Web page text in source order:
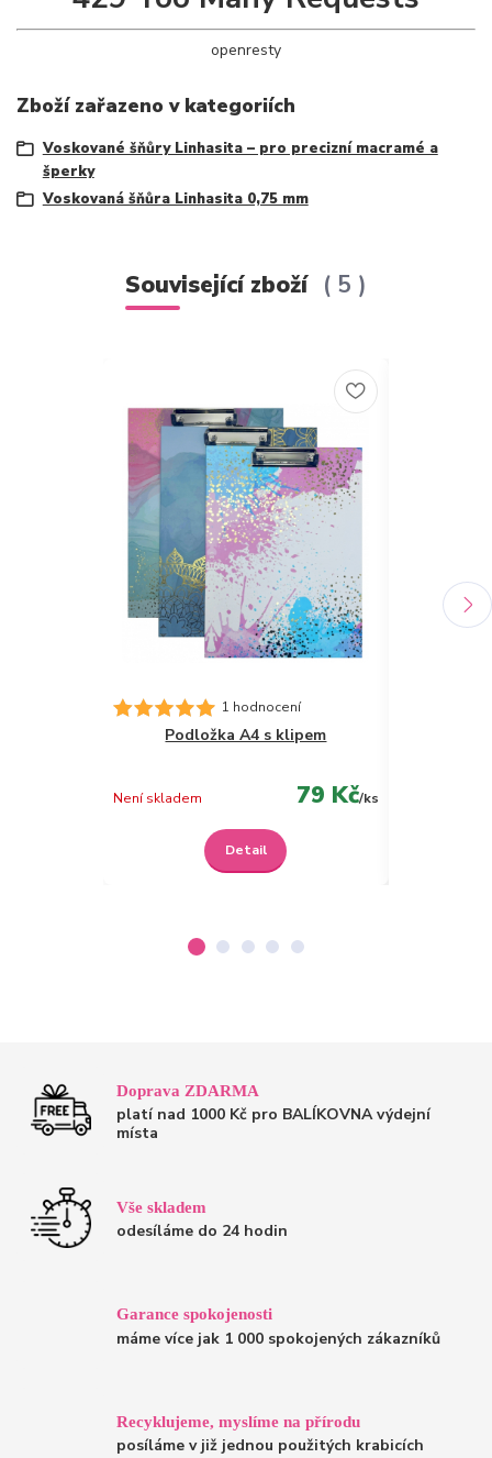
openresty
Zboží zařazeno v kategoriích
Voskované šňůry Linhasita – pro precizní macramé a
šperky
Voskovaná šňůra Linhasita 0,75 mm
Související zboží 5
1 hodnocení
Podložka A4 s klipem
79 Kč/ks
Není skladem
Detail
Doprava ZDARMA
platí nad 1000 Kč pro BALÍKOVNA výdejní
místa
Vše skladem
odesíláme do 24 hodin
Garance spokojenosti
máme více jak 1 000 spokojených zákazníků
Recyklujeme, myslíme na přírodu
posíláme v již jednou použitých krabicích